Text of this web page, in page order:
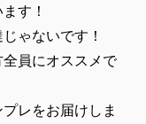
す！
ゃないです！
員にオススメで
レをお届けしま